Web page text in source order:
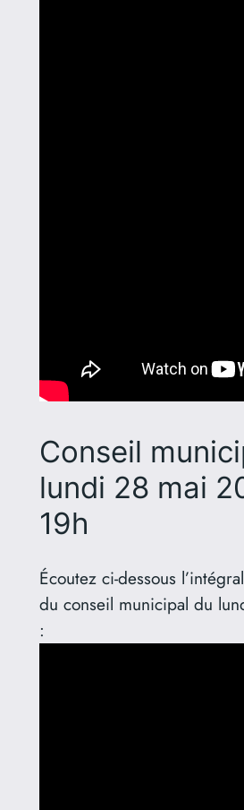
Conseil
lundi 28 mai
19h
Écoutez ci-dessous
du conseil municipal du
: